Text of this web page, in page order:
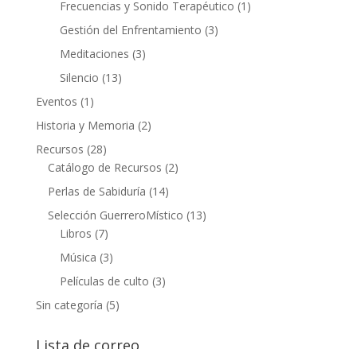
Frecuencias y Sonido Terapéutico (1)
Gestión del Enfrentamiento (3)
Meditaciones (3)
Silencio (13)
Eventos (1)
Historia y Memoria (2)
Recursos (28)
Catálogo de Recursos (2)
Perlas de Sabiduría (14)
Selección GuerreroMístico (13)
Libros (7)
Música (3)
Películas de culto (3)
Sin categoría (5)
Lista de correo